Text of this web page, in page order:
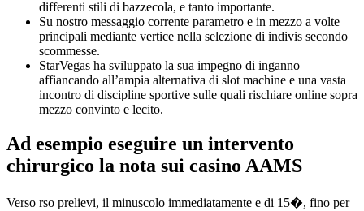
differenti stili di bazzecola, e tanto importante.
Su nostro messaggio corrente parametro e in mezzo a volte
principali mediante vertice nella selezione di indivis secondo
scommesse.
StarVegas ha sviluppato la sua impegno di inganno
affiancando all’ampia alternativa di slot machine e una vasta
incontro di discipline sportive sulle quali rischiare online sopra
mezzo convinto e lecito.
Ad esempio eseguire un intervento
chirurgico la nota sui casino AAMS
Verso rso prelievi, il minuscolo immediatamente e di 15�, fino per